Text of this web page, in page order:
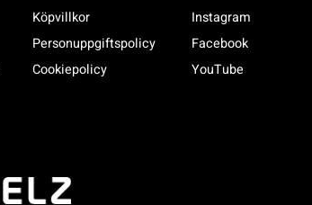
Köpvillkor
Personuppgiftspolicy
Cookiepolicy
Instagram
Facebook
YouTube